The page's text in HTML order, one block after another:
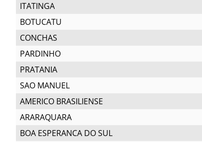
ITATINGA
BOTUCATU
CONCHAS
PARDINHO
PRATANIA
SAO MANUEL
AMERICO BRASILIENSE
ARARAQUARA
BOA ESPERANCA DO SUL